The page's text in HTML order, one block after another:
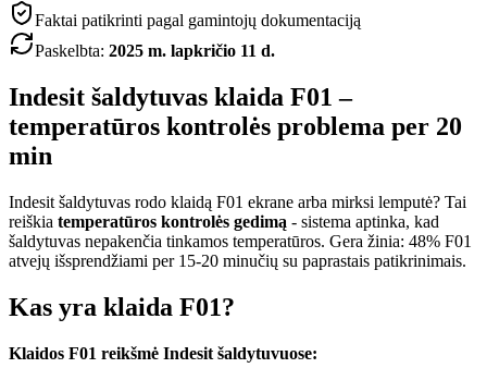
Faktai patikrinti pagal gamintojų dokumentaciją
Paskelbta: 2025 m. lapkričio 11 d.
Indesit šaldytuvas klaida F01 –
temperatūros kontrolės problema per 20
min
Indesit šaldytuvas rodo klaidą F01 ekrane arba mirksi lemputė? Tai
reiškia temperatūros kontrolės gedimą - sistema aptinka, kad
šaldytuvas nepakenčia tinkamos temperatūros. Gera žinia: 48% F01
atvejų išsprendžiami per 15-20 minučių su paprastais patikrinimais.
Kas yra klaida F01?
Klaidos F01 reikšmė Indesit šaldytuvuose: